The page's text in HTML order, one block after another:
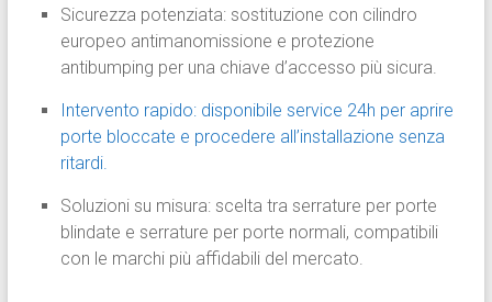
Sicurezza potenziata: sostituzione con cilindro
europeo antimanomissione e protezione
antibumping per una chiave d’accesso più sicura.
Intervento rapido: disponibile service 24h per aprire
porte bloccate e procedere all’installazione senza
ritardi.
Soluzioni su misura: scelta tra serrature per porte
blindate e serrature per porte normali, compatibili
con le marchi più affidabili del mercato.